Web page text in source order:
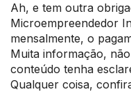
Ah, e tem outra
Microempreendedor
mensalmente, o
Muita informação,
conteúdo tenha
Qualquer coisa,